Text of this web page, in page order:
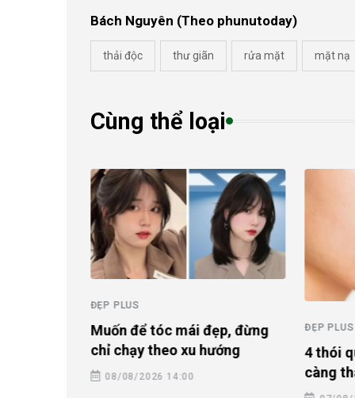
Bách Nguyên (Theo phunutoday)
thải độc thư giãn rửa mặt mặt nạ
Cùng thể loại
ĐẸP PLUS
Muốn để tóc mái đẹp, đừng
chỉ chạy theo xu hướng
08/08/2026 14:00
ĐẸP PLUS
4 thói
càng